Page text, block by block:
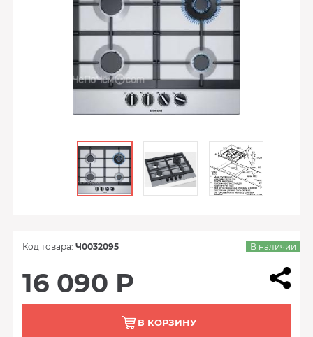
Код товара: Ч0032095 В наличии
16 090 Р
В КОРЗИНУ